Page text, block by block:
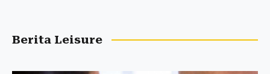
Berita Leisure